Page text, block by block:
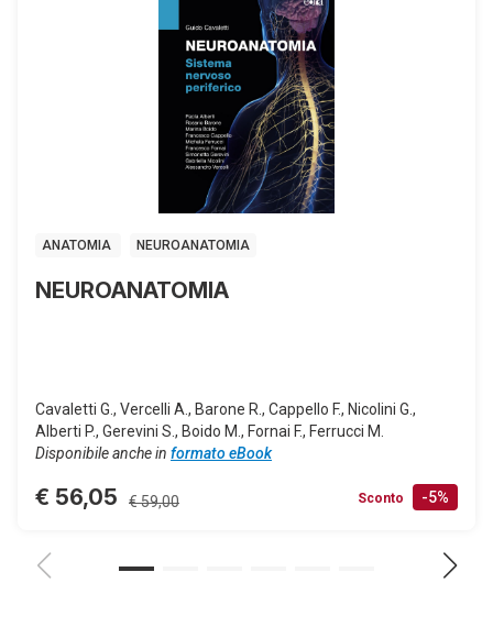
ANATOMIA NEUROANATOMIA
NEUROANATOMIA
Cavaletti G., Vercelli A., Barone R., Cappello F., Nicolini G.,
Alberti P., Gerevini S., Boido M., Fornai F., Ferrucci M.
Disponibile anche in formato eBook
€ 56,05 € 59,00 Sconto -5%